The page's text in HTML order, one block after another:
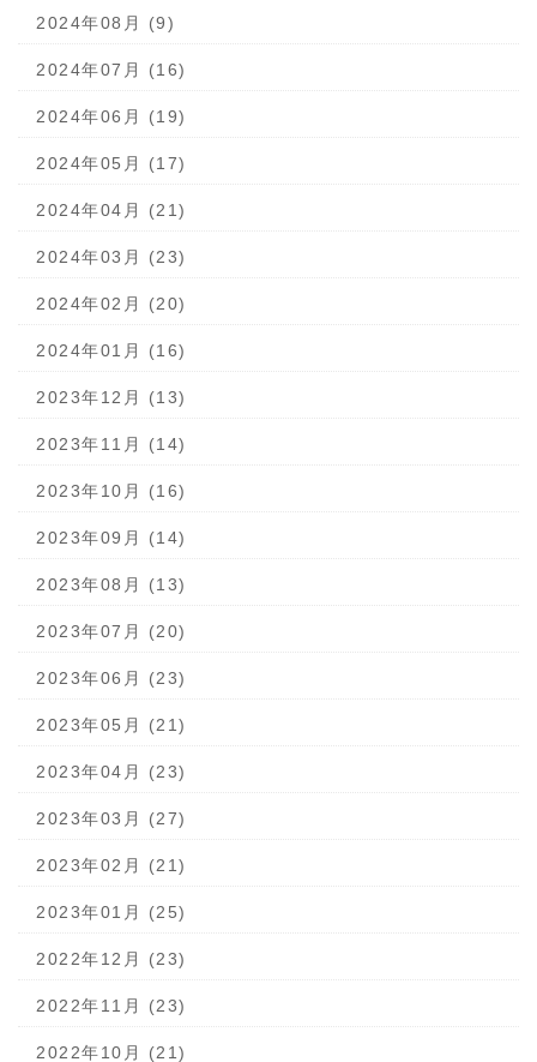
2024年08月 (9)
2024年07月 (16)
2024年06月 (19)
2024年05月 (17)
2024年04月 (21)
2024年03月 (23)
2024年02月 (20)
2024年01月 (16)
2023年12月 (13)
2023年11月 (14)
2023年10月 (16)
2023年09月 (14)
2023年08月 (13)
2023年07月 (20)
2023年06月 (23)
2023年05月 (21)
2023年04月 (23)
2023年03月 (27)
2023年02月 (21)
2023年01月 (25)
2022年12月 (23)
2022年11月 (23)
2022年10月 (21)